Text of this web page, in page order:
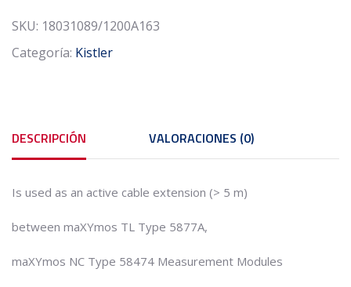
Extender
1200A163
SKU: 18031089/1200A163
Categoría: Kistler
DESCRIPCIÓN VALORACIONES (0)
Is used as an active cable extension (> 5 m)
between maXYmos TL Type 5877A,
maXYmos NC Type 58474 Measurement Modules